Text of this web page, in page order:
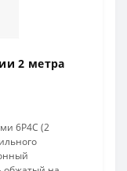
2 метра
6P4C (2